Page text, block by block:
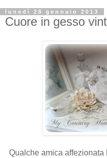
lunedì 28 gennaio 2013
Cuore in gesso
Qualche amica